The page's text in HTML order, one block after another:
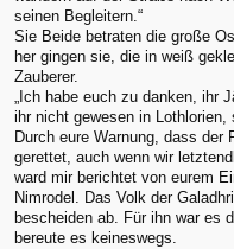
seinen Begleitern.“
Sie Beide betraten die große
her gingen sie, die in weiß
Zauberer.
„Ich habe euch zu danken, ihr
ihr nicht gewesen in
Durch eure Warnung, dass der
gerettet, auch wenn wir
ward mir berichtet von eurem
Nimrodel. Das Volk der
bescheiden ab. Für ihn war es
bereute es keineswegs.